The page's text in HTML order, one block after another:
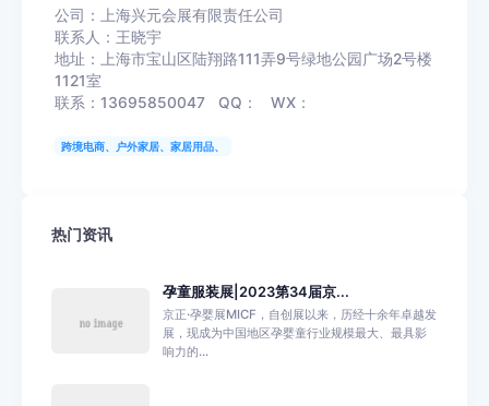
公司：上海兴元会展有限责任公司
联系人：王晓宇
地址：上海市宝山区陆翔路111弄9号绿地公园广场2号楼
1121室
联系：13695850047 QQ： WX：
跨境电商、户外家居、家居用品、
热门资讯
孕童服装展|2023第34届京...
京正·孕婴展MICF，自创展以来，历经十余年卓越发
展，现成为中国地区孕婴童行业规模最大、最具影
响力的...